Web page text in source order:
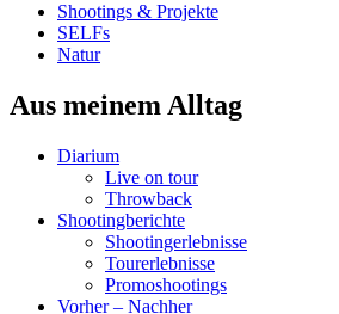
Shootings & Projekte
SELFs
Natur
Aus meinem Alltag
Diarium
Live on tour
Throwback
Shootingberichte
Shootingerlebnisse
Tourerlebnisse
Promoshootings
Vorher – Nachher